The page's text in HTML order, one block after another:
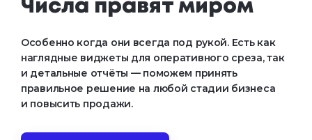
Числа правят миром
Особенно когда они всегда под рукой. Есть как
наглядные виджеты для оперативного среза, так
и детальные отчёты — поможем принять
правильное решение на любой стадии бизнеса
и повысить продажи.